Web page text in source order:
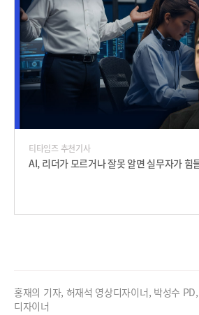
티타임즈 추천기사
AI, 리더가 모르거나 잘못 알면 실무자가 힘
홍재의 기자, 허재석 영상디자이너, 박성수
디자이너